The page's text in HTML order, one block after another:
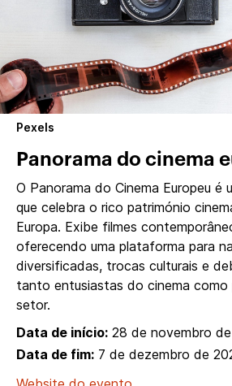
Pexels
Panorama do cinema
O Panorama do Cinema Europeu é
que celebra o rico património
Europa. Exibe filmes
oferecendo uma plataforma para
diversificadas, trocas culturais e
tanto entusiastas do cinema como
setor.
Data de início: 28 de novembro
Data de fim: 7 de dezembro de